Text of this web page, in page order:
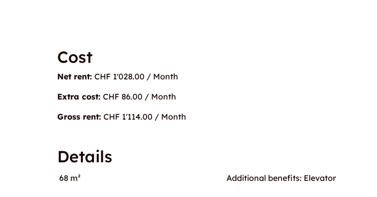
Cost
Net rent: CHF 1'028.00 / Month
Extra cost: CHF 86.00 / Month
Gross rent: CHF 1'114.00 / Month
Details
68 m² Additional benefits: Elevator